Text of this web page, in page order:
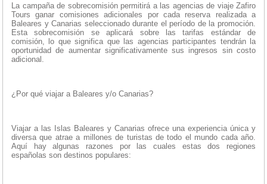
La campaña de sobrecomisión permitirá a las agencias de viaje Zafiro
Tours ganar comisiones adicionales por cada reserva realizada a
Baleares y Canarias seleccionado durante el período de la promoción.
Esta sobrecomisión se aplicará sobre las tarifas estándar de
comisión, lo que significa que las agencias participantes tendrán la
oportunidad de aumentar significativamente sus ingresos sin costo
adicional.
¿Por qué viajar a Baleares y/o Canarias?
Viajar a las Islas Baleares y Canarias ofrece una experiencia única y
diversa que atrae a millones de turistas de todo el mundo cada año.
Aquí hay algunas razones por las cuales estas dos regiones
españolas son destinos populares: